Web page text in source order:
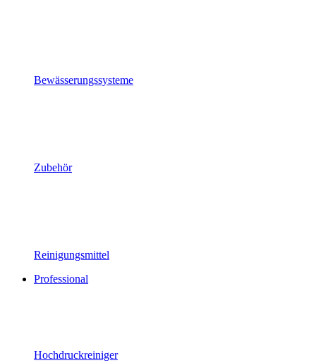
Bewässerungssysteme
Zubehör
Reinigungsmittel
Professional
Hochdruckreiniger